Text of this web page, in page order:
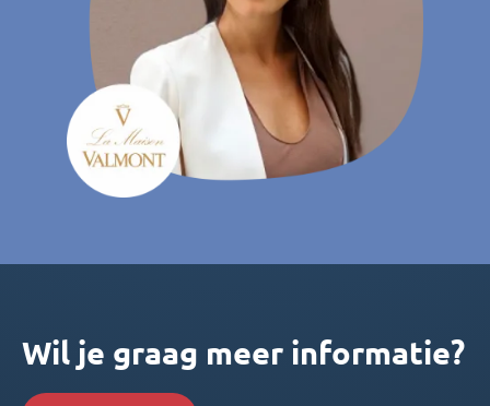
Wil je graag meer informatie?